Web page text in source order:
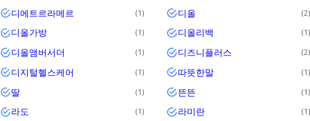
디에트르라메르 1 디올 2
디올가방 1 디올리백 1
디올앰버서더 1 디즈니플러스 2
디지털헬스케어 1 따뜻한말 1
딸 1 뜬뜬 1
라도 1 라미란 1